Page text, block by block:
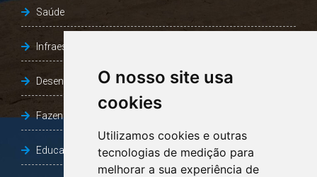
O nosso site usa
cookies
Utilizamos cookies e outras
tecnologias de medição para
melhorar a sua experiência de
Saúde
Infraestrutura, Agricultura e Meio Ambiente
Desenvolvimento Social
Fazenda e Desenvolvimento Econômico
Educação